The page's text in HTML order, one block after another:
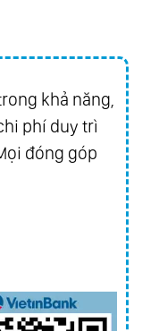
khả năng,
phí duy trì
đóng góp